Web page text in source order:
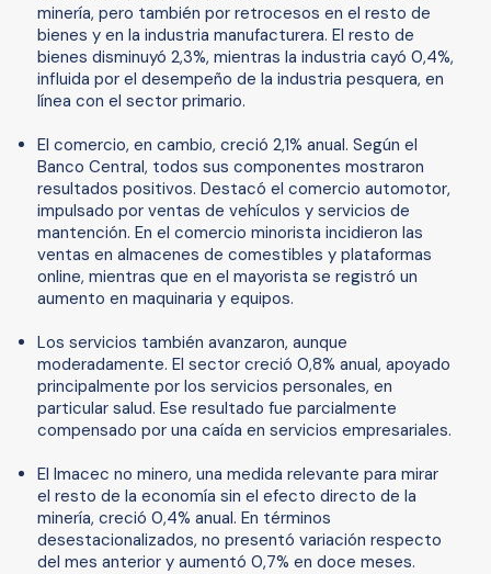
minería, pero también por retrocesos en el resto de
bienes y en la industria manufacturera. El resto de
bienes disminuyó 2,3%, mientras la industria cayó 0,4%,
influida por el desempeño de la industria pesquera, en
línea con el sector primario.
El comercio, en cambio, creció 2,1% anual. Según el
Banco Central, todos sus componentes mostraron
resultados positivos. Destacó el comercio automotor,
impulsado por ventas de vehículos y servicios de
mantención. En el comercio minorista incidieron las
ventas en almacenes de comestibles y plataformas
online, mientras que en el mayorista se registró un
aumento en maquinaria y equipos.
Los servicios también avanzaron, aunque
moderadamente. El sector creció 0,8% anual, apoyado
principalmente por los servicios personales, en
particular salud. Ese resultado fue parcialmente
compensado por una caída en servicios empresariales.
El Imacec no minero, una medida relevante para mirar
el resto de la economía sin el efecto directo de la
minería, creció 0,4% anual. En términos
desestacionalizados, no presentó variación respecto
del mes anterior y aumentó 0,7% en doce meses.